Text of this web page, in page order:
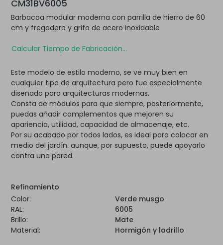
CM31BV6005
Barbacoa modular moderna con parrilla de hierro de 60
cm y fregadero y grifo de acero inoxidable
Calcular Tiempo de Fabricación...
Este modelo de estilo moderno, se ve muy bien en
cualquier tipo de arquitectura pero fue especialmente
diseñado para arquitecturas modernas.
Consta de módulos para que siempre, posteriormente,
puedas añadir complementos que mejoren su
apariencia, utilidad, capacidad de almacenaje, etc.
Por su acabado por todos lados, es ideal para colocar en
medio del jardín. aunque, por supuesto, puede apoyarlo
contra una pared.
Refinamiento
Color:
Verde musgo
RAL:
6005
Brillo:
Mate
Material:
Hormigón y ladrillo